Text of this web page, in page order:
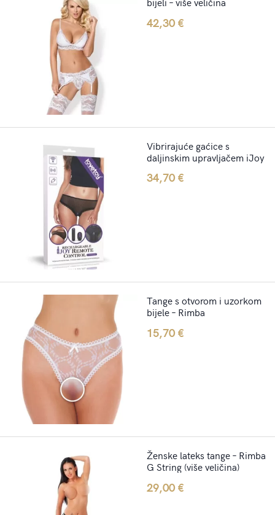
42,30€
Vibrirajuće gaćice s
daljinskim upravljačem iJoy
34,70€
Tange s otvorom i uzorkom
bijele – Rimba
15,70€
Ženske lateks tange – Rimba
G String (više veličina)
29,00€